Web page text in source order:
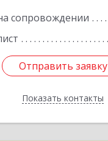
сопровождении
Отправить заявку
Показать контакты
Отправить заявку
Назад